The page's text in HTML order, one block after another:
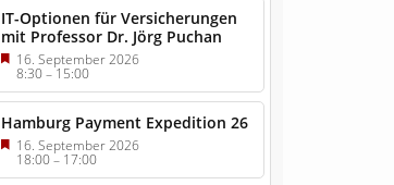
IT-Optionen für Versicherungen
mit Professor Dr. Jörg Puchan
16. September 2026
8:30–15:00
Hamburg Payment Expedition 26
16. September 2026
18:00– 17:00